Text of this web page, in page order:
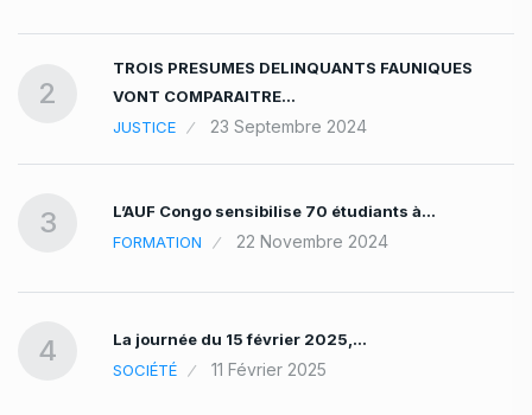
2
TROIS PRESUMES DELINQUANTS FAUNIQUES
VONT COMPARAITRE…
JUSTICE
23 Septembre 2024
3
L’AUF Congo sensibilise 70 étudiants à…
FORMATION
22 Novembre 2024
4
La journée du 15 février 2025,…
SOCIÉTÉ
11 Février 2025